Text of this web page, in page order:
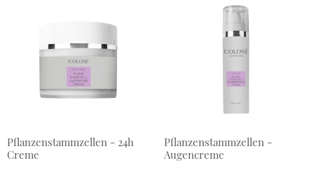
Pflanzenstammzellen - 24h
Creme
Pflanzenstammzellen -
Augencreme